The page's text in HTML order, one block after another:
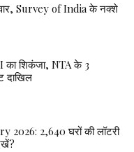
Survey of India के नक्शे
का शिकंजा, NTA के 3
दाखिल
2,640 घरों की लॉटरी